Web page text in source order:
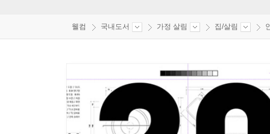
웰컴 국내도서 가정 살림 집/살림